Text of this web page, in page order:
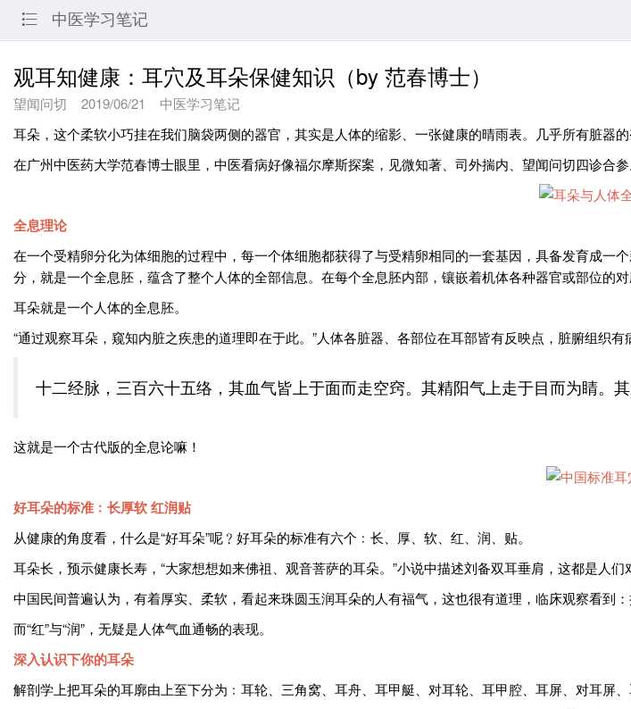
 中医学习笔记
观耳知健康：耳穴及耳朵保健知识（by 范春博士）
望闻问切 2019/06/21
中医学习笔记
耳朵，这个柔软小巧挂在我们脑袋两侧的器官，其实是人体的缩影、一张健康的晴雨表。几乎所有脏器
在广州中医药大学范春博士眼里，中医看病好像福尔摩斯探案，见微知著、司外揣内、望闻问切四诊合
全息理论
在一个受精卵分化为体细胞的过程中，每一个体细胞都获得了与受精卵相同的一套基因，具备发育成
分，就是一个全息胚，蕴含了整个人体的全部信息。在每个全息胚内部，镶嵌着机体各种器官或部位的
耳朵就是一个人体的全息胚。
“通过观察耳朵，窥知内脏之疾患的道理即在于此。”人体各脏器、各部位在耳部皆有反映点，脏腑组织
十二经脉，三百六十五络，其血气皆上于面而走空窍。其精阳气上走于目而为睛。其
这就是一个古代版的全息论嘛！
好耳朵的标准﹕长厚软 红润贴
从健康的角度看，什么是“好耳朵”呢﹖好耳朵的标准有六个﹕长、厚、软、红、润、贴。
耳朵长，预示健康长寿，“大家想想如来佛祖、观音菩萨的耳朵。”小说中描述刘备双耳垂肩，这都是人
中国民间普遍认为，有着厚实、柔软，看起来珠圆玉润耳朵的人有福气，这也很有道理，临床观察看到
而“红”与“润”，无疑是人体气血通畅的表现。
深入认识下你的耳朵
解剖学上把耳朵的耳廓由上至下分为﹕耳轮、三角窝、耳舟、耳甲艇、对耳轮、耳甲腔、耳屏、对耳屏、